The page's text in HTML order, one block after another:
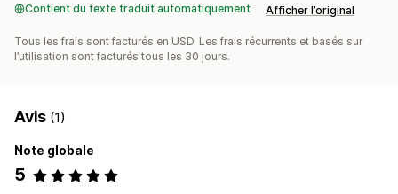
Contient du texte traduit automatiquement Afficher l’original
Tous les frais sont facturés en USD. Les frais récurrents et basés sur
l’utilisation sont facturés tous les 30 jours.
Avis (1)
Note globale
5